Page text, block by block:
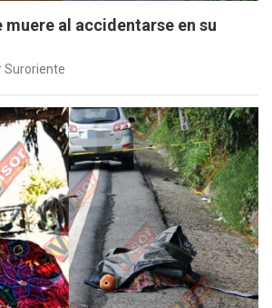
muere al accidentarse en su
Suroriente